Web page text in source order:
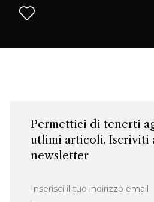
Permettici di tenerti
utlimi articoli. Iscriviti
newsletter
Inserisci il tuo indirizzo email